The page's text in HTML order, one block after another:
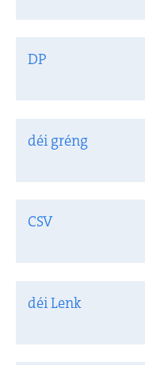
DP
déi gréng
CSV
déi Lenk